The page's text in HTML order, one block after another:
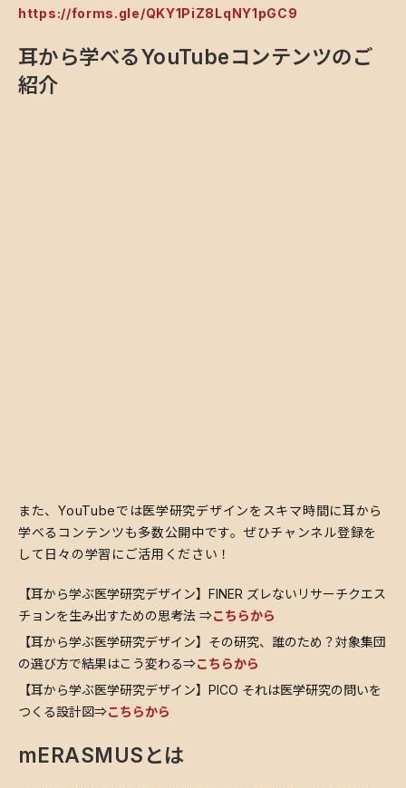
https://forms.gle/QKY1PiZ8LqNY1pGC9
耳から学べるYouTubeコンテンツのご
紹介
また、YouTubeでは医学研究デザインをスキマ時間に耳から
学べるコンテンツも多数公開中です。ぜひチャンネル登録を
して日々の学習にご活用ください！
【耳から学ぶ医学研究デザイン】FINER ズレないリサーチクエス
チョンを生み出すための思考法 ⇒こちらから
【耳から学ぶ医学研究デザイン】その研究、誰のため？対象集団
の選び方で結果はこう変わる⇒こちらから
【耳から学ぶ医学研究デザイン】PICO それは医学研究の問いを
つくる設計図⇒こちらから
mERASMUSとは